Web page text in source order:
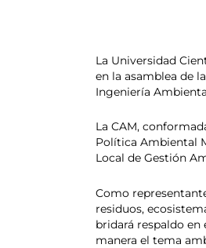
La Universidad
en la asamblea de
Ingeniería
La CAM,
Política Ambiental
Local de Gestión
Como
residuos,
bridará respaldo
manera el tema